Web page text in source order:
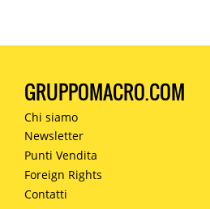
GRUPPOMACRO.COM
Chi siamo
Newsletter
Punti Vendita
Foreign Rights
Contatti